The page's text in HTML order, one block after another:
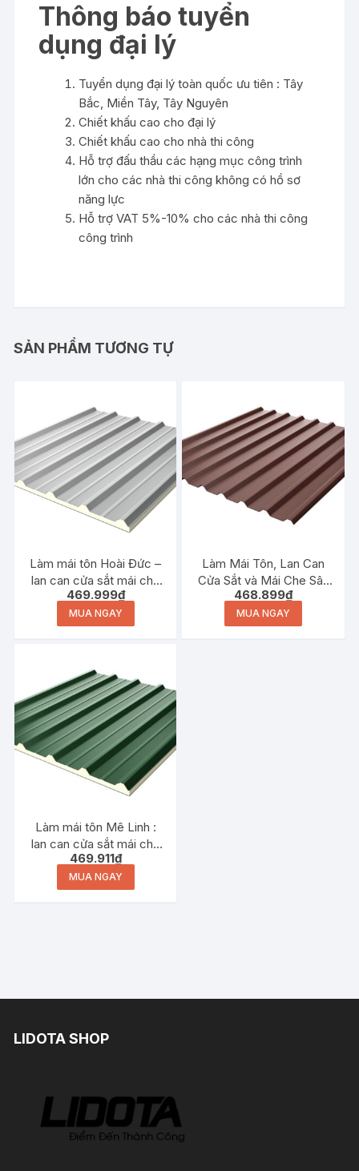
Thông báo tuyển
dụng đại lý
Tuyển dụng đại lý toàn quốc ưu tiên : Tây
Bắc, Miền Tây, Tây Nguyên
Chiết khấu cao cho đại lý
Chiết khấu cao cho nhà thi công
Hỗ trợ đấu thầu các hạng mục công trình
lớn cho các nhà thi công không có hồ sơ
năng lực
Hỗ trợ VAT 5%-10% cho các nhà thi công
công trình
SẢN PHẨM TƯƠNG TỰ
Làm mái tôn Hoài Đức –
lan can cửa sắt mái che
sân thượng
469.999₫
MUA NGAY
Làm Mái Tôn, Lan Can
Cửa Sắt và Mái Che Sân
Thượng tại Chương Mỹ
468.899₫
MUA NGAY
Làm mái tôn Mê Linh :
lan can cửa sắt mái che
sân thượng
469.911₫
MUA NGAY
LIDOTA SHOP